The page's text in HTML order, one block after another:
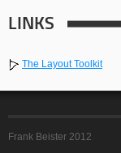
LINKS
The Layout Toolkit
Frank Beister 2012